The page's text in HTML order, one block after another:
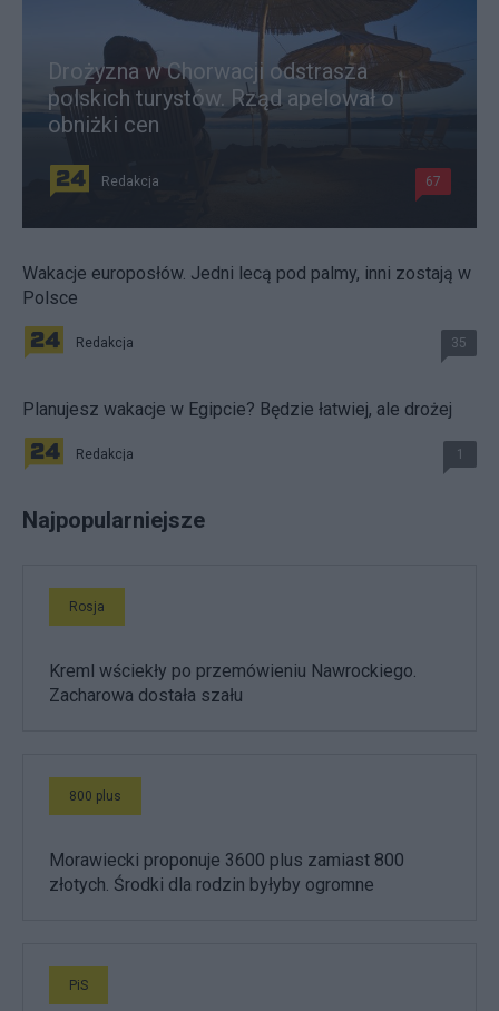
Drożyzna w Chorwacji odstrasza
polskich turystów. Rząd apelował o
obniżki cen
Redakcja 67
Wakacje europosłów. Jedni lecą pod palmy, inni zostają w
Polsce
Redakcja 35
Planujesz wakacje w Egipcie? Będzie łatwiej, ale drożej
Redakcja 1
Najpopularniejsze
Rosja
Kreml wściekły po przemówieniu Nawrockiego.
Zacharowa dostała szału
800 plus
Morawiecki proponuje 3600 plus zamiast 800
złotych. Środki dla rodzin byłyby ogromne
PiS